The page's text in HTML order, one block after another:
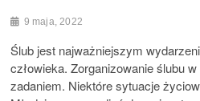
9 maja, 2022
Ślub jest najważniejszym
człowieka. Zorganizowanie ślubu
zadaniem. Niektóre sytuacje